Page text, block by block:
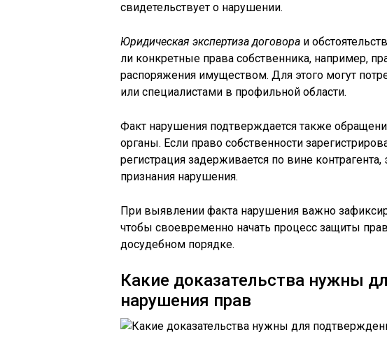
свидетельствует о нарушении.
Юридическая экспертиза договора и
ли конкретные права собственника, например,
распоряжения имуществом. Для этого могут
или специалистами в профильной области.
Факт нарушения подтверждается также
органы. Если право собственности
регистрация задерживается по вине
признания нарушения.
При выявлении факта нарушения важно
чтобы своевременно начать процесс защиты
досудебном порядке.
Какие доказательства нужны
нарушения прав